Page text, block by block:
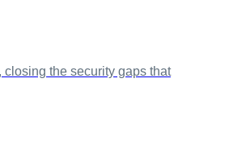
the security gaps that